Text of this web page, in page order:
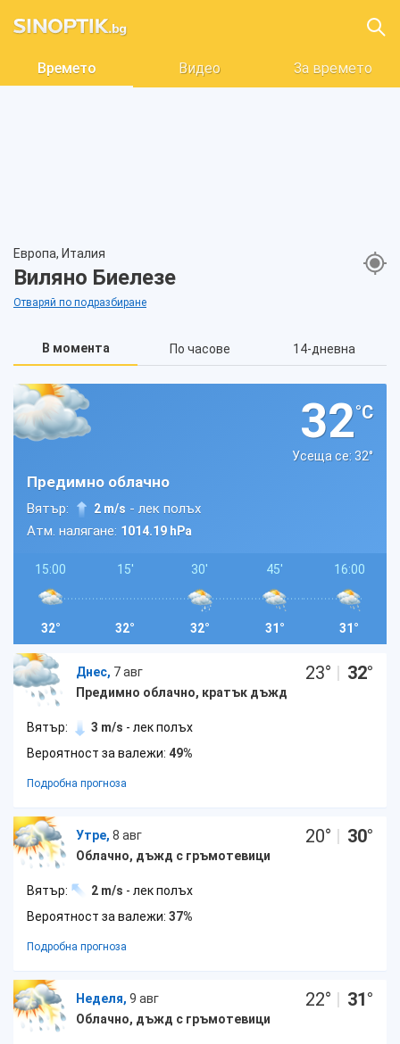
Времето Видео За времето
Европа, Италия
Виляно Биелезе
Отваряй по подразбиране
В момента По часове 14-дневна
32°C
Усеща се: 32°
Предимно облачно
Вятър: 2 m/s - лек полъх
Атм. налягане: 1014.19 hPa
15:00
32°
15'
32°
30'
32°
45'
31°
16:00
31°
Днес, 7 авг
Предимно облачно, кратък дъжд
23° | 32°
Вятър: 3 m/s - лек полъх
Вероятност за валежи: 49%
Подробна прогноза
Утре, 8 авг
Облачно, дъжд с гръмотевици
20° | 30°
Вятър: 2 m/s - лек полъх
Вероятност за валежи: 37%
Подробна прогноза
Неделя, 9 авг
Облачно, дъжд с гръмотевици
22° | 31°